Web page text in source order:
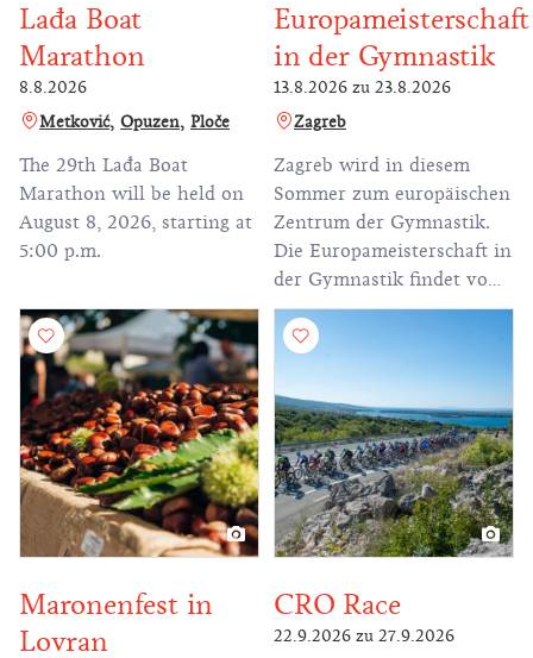
Lađa Boat
Marathon
8.8.2026
Metković Opuzen Ploče
The 29th Lađa Boat
Marathon will be held on
August 8, 2026, starting at
5:00 p.m.
Europameisterschaft
in der Gymnastik
13.8.2026 zu 23.8.2026
Zagreb
Zagreb wird in diesem
Sommer zum europäischen
Zentrum der Gymnastik.
Die Europameisterschaft in
der Gymnastik findet vom
13. bis 23. August in der
Arena Zagreb statt – und
das erstmals in der
Geschichte in Kroatien. Es
ist die größte
Turnveranstaltung in
Zagreb und Kroatien der
letzten vier Jahrzehnte -
um genau zu sein, seit der
Universiade 1987.
Maronenfest in
Lovran
CRO Race
22.9.2026 zu 27.9.2026